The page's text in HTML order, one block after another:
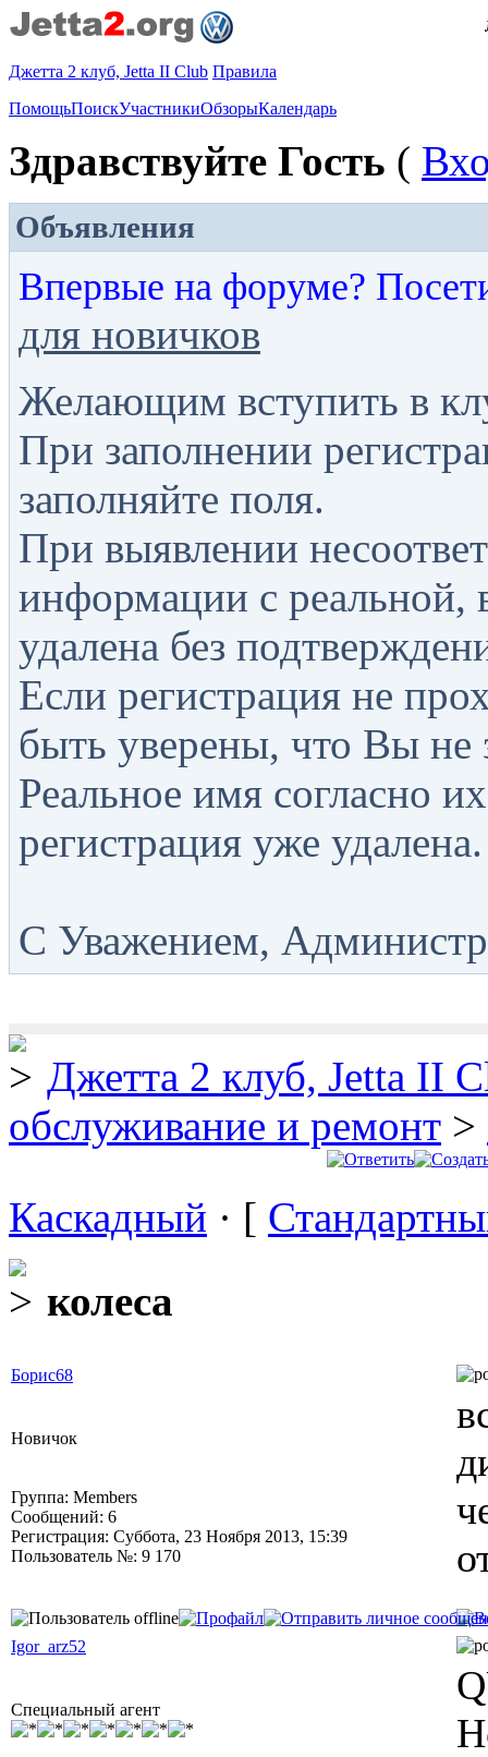
Джетта 2 клуб, Jetta II Club Правила
ПомощьПоискУчастникиОбзорыКалендарь
Здравствуйте Гость (
Объявления
Впервые на форуме?
для новичков
Желающим вступить в
При заполнении
заполняйте поля.
При выявлении
информации с реальной,
удалена без
Если регистрация не
быть уверены, что Вы не
Реальное имя согласно
регистрация уже удалена.
С Уважением,
Джетта 2 клуб, Jetta II
обслуживание и ремонт >
Каскадный · [
колеса
Борис68
Новичок
Группа: Members
Сообщений: 6
Регистрация: Суббота, 23 Ноября 2013, 15:39
Пользователь №: 9 170
Igor_arz52
Специальный агент